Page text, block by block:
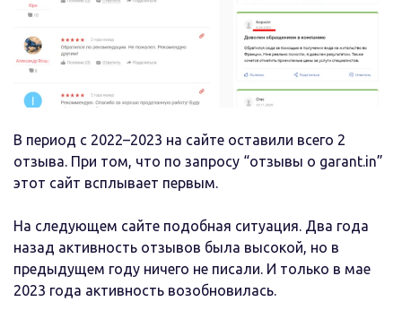
В период с 2022–2023 на сайте оставили всего 2
отзыва. При том, что по запросу “отзывы о garant.in”
этот сайт всплывает первым.
На следующем сайте подобная ситуация. Два года
назад активность отзывов была высокой, но в
предыдущем году ничего не писали. И только в мае
2023 года активность возобновилась.